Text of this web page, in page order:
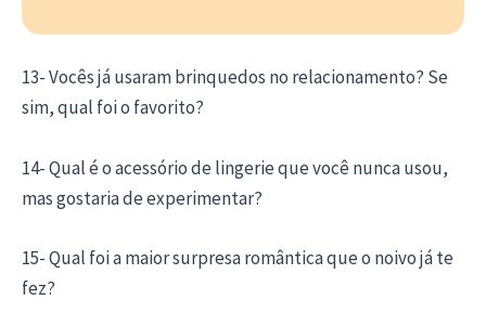
13- Vocês já usaram brinquedos no relacionamento? Se
sim, qual foi o favorito?
14- Qual é o acessório de lingerie que você nunca usou,
mas gostaria de experimentar?
15- Qual foi a maior surpresa romântica que o noivo já te
fez?